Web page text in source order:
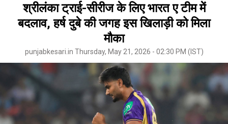
श्रीलंका ट्राई-सीरीज के लिए भारत ए टीम में
बदलाव, हर्ष दुबे की जगह इस खिलाड़ी को मिला
मौका
punjabkesari.in Thursday, May 21, 2026 - 02:30 PM (IST)